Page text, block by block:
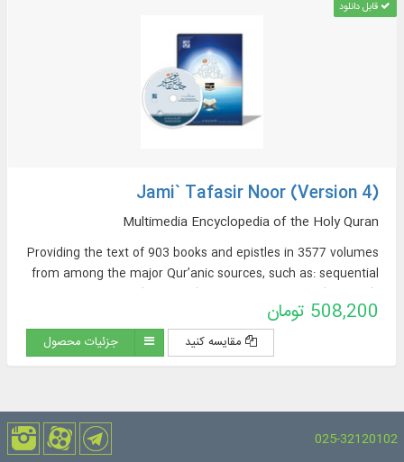
قابل دانلود
Jami` Tafasir Noor (Version 4)
Multimedia Encyclopedia of the Holy Quran
Providing the text of 903 books and epistles in 3577 volumes
from among the major Qur’anic sources, such as: sequential
translations of the Qur’an (57 titles + 23 extracted
translations [from exegeses] + 60 non-Persian translations in
the Encyclopedia Section), sources of Qur’anic Exegesis and
508,200 تومان
مقایسه کنید جزئیات محصول
025-32120102